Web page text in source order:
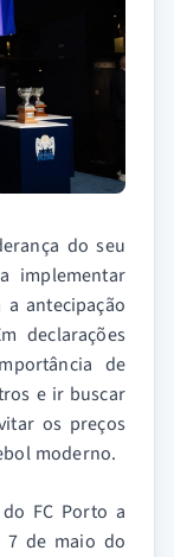
do seu
implementar
antecipação
declarações
de
e ir buscar
os preços
moderno.
FC Porto a
7 de maio do